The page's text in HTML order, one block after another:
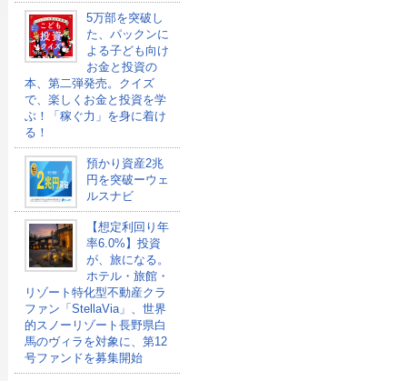
5万部を突破し
た、パックンに
よる子ども向け
お金と投資の
本、第二弾発売。クイズ
で、楽しくお金と投資を学
ぶ！「稼ぐ力」を身に着け
る！
預かり資産2兆
円を突破ーウェ
ルスナビ
【想定利回り年
率6.0%】投資
が、旅になる。
ホテル・旅館・
リゾート特化型不動産クラ
ファン「StellaVia」、世界
的スノーリゾート長野県白
馬のヴィラを対象に、第12
号ファンドを募集開始